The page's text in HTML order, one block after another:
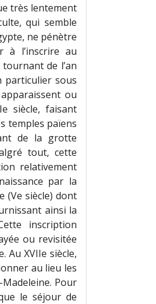
très lentement
qui semble
ne pénètre
à l’inscrire au
de l’an
particulier sous
ou
siècle, faisant
temples païens
de la grotte
tout, cette
relativement
par la
(Ve siècle) dont
ainsi la
inscription
ou revisitée
Au XVIIe siècle,
au lieu les
Pour
le séjour de